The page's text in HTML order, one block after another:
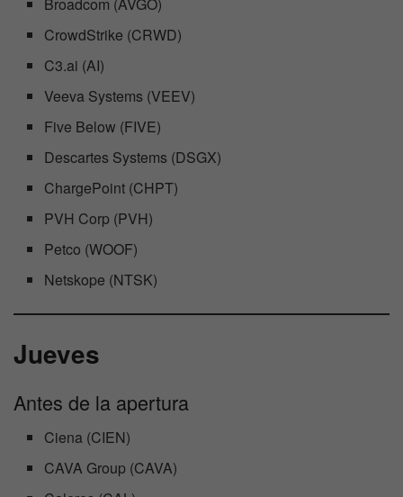
Broadcom (AVGO)
CrowdStrike (CRWD)
C3.ai (AI)
Veeva Systems (VEEV)
Five Below (FIVE)
Descartes Systems (DSGX)
ChargePoint (CHPT)
PVH Corp (PVH)
Petco (WOOF)
Netskope (NTSK)
Jueves
Antes de la apertura
Ciena (CIEN)
CAVA Group (CAVA)